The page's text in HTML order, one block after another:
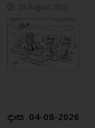
05 August 2026
දාස 04-08-2026